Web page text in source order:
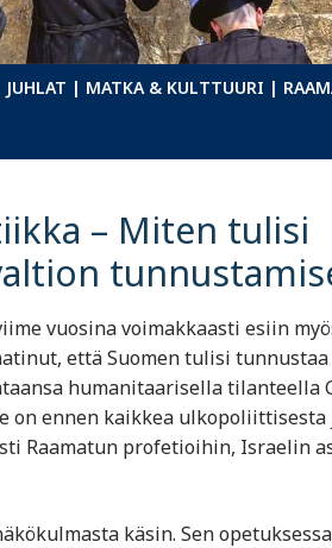
JUHLAT | MATKA & KULTTUURI |
– Miten tulisi
vuosina voimakkaasti esiin
että Suomen tulisi
humanitaarisella tilanteella
on ennen kaikkea ulkopoliittisesta
Raamatun profetioihin, Israelin
käsin. Sen